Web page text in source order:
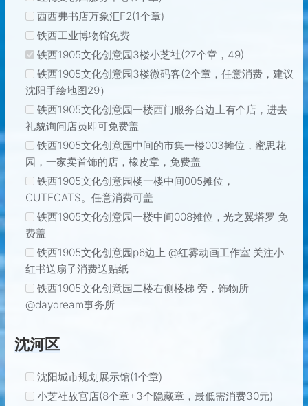
西西弗书店万象汇F2(1个章)
铁西工业博物馆免费
铁西1905文化创意园3楼小芝社(27个章，49)
铁西1905文化创意园3楼微码客(2个章，任意消费，建议
沈阳手绘地图29）
铁西1905文化创意园一楼西门服务台边上有个店，进去
礼貌询问店员即可免费盖
铁西1905文化创意园中间的市集一楼003摊位，蜜思花
园，一家卖首饰的店，橡皮章，免费盖
铁西1905文化创意园楼一楼中间005摊位，
CUTECATS。任意消费可盖
铁西1905文化创意园一楼中间008摊位，光之翼塔罗 免
费盖
铁西1905文化创意园p6边上 @红雾动画工作室 关注小
红书送扇子消费送贴纸
铁西1905文化创意园二楼右侧楼梯 旁，饰物所
@daydream事务所
沈河区
沈阳城市规划展示馆(1个章)
小芝社故宫店(8个章+3个隐藏章，最低需消费30元)